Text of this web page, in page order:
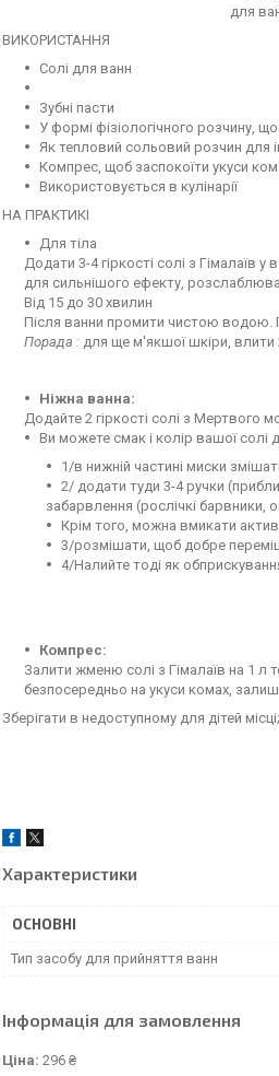
для
ВИКОРИСТАННЯ
Солі для ванн
Зубні пасти
У формі фізіологічного розчину,
Як тепловий сольовий розчин для
Компрес, щоб заспокоїти укуси
Використовується в кулінарії
НА ПРАКТИКІ
Для тіла
Додати 3-4 гіркості солі з Гімалаїв
для сильнішого ефекту,
Від 15 до 30 хвилин
Після ванни промити чистою водою.
Порада : для ще м'якшої шкіри, влити
Ніжна ванна:
Додайте 2 гіркості солі з
Ви можете смак і колір вашої солі
1/в нижній частині миски
2/ додати туди 3-4 ручки
забарвлення (рослічкі барвники,
Крім того, можна вмикати
3/розмішати, щоб добре
4/Налийте тоді як
Компрес:
Залити жменю солі з Гімалаїв на 1 л
безпосередньо на укуси комах,
Зберігати в недоступному для дітей
Характеристики
ОСНОВНІ
Тип засобу для прийняття ванн
Інформація для замовлення
Ціна: 296 ₴